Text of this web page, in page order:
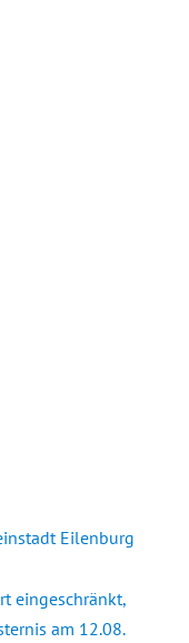
Eilenburg
eingeschränkt,
am 12.08.